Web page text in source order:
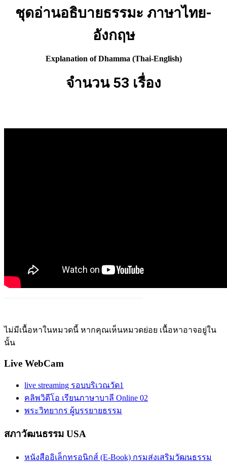
ชุดอ่านอธิบายธรรมะ ภาษาไทย-
อังกฤษ
Explanation of Dhamma (Thai-English)
จำนวน 53 เรื่อง
ไม่มีเนื้อหาในหมวดนี้ หากคุณเห็นหมวดย่อย เนื้อหาอาจอยู่ใน
นั้น
Live WebCam
live streaming รอบบริเวณวัด1
คลิพวิดีโอ เรียนภาษาบาลี Online 02
พระวิทยากร ผู้บรรยายธรรม
สภาวัฒนธรรม USA
หนังสืออิเล็กทรอนิกส์ (E-Book) กรมส่งเสริมวัฒนธรรม